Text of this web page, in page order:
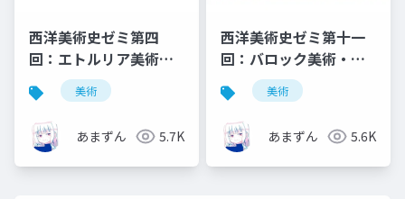
西洋美術史ゼミ第四
回：エトルリア美術と
ローマ美術
美術
あまずん 5.7K
西洋美術史ゼミ第十一
回：バロック美術・ロ
ココ美術美術
あまずん 5.6K